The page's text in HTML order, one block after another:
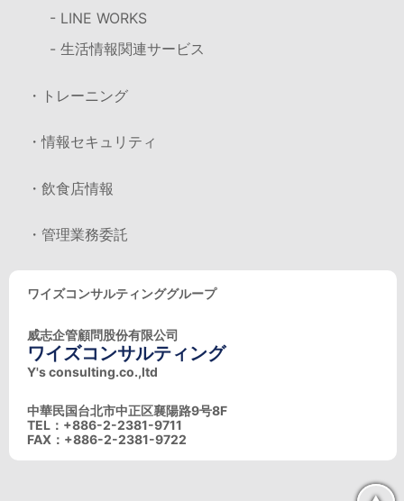
- LINE WORKS
- 生活情報関連サービス
・トレーニング
・情報セキュリティ
・飲食店情報
・管理業務委託
ワイズコンサルティンググループ
威志企管顧問股份有限公司
ワイズコンサルティング
Y's consulting.co.,ltd
中華民国台北市中正区襄陽路9号8F
TEL：+886-2-2381-9711
FAX：+886-2-2381-9722